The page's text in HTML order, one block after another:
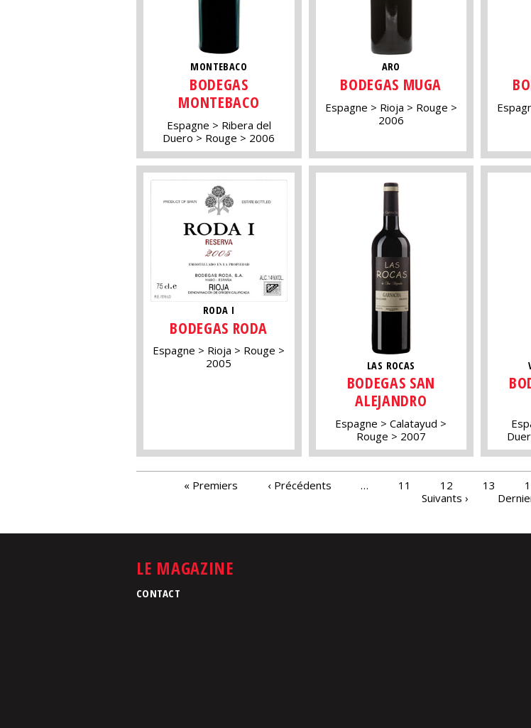
MONTEBACO
BODEGAS
MONTEBACO
Espagne
Ribera del
Duero
Rouge 2006
ARO
BODEGAS MUGA
Espagne Rioja
Rouge
2006
RODA I
BODEGAS RODA
Espagne Rioja
Rouge
2005
LAS ROCAS
BODEGAS SAN
ALEJANDRO
Espagne
Calatayud
Rouge
2007
« Premiers ‹ Précédents … 11 12 13
Suivants ›
LE MAGAZINE
CONTACT